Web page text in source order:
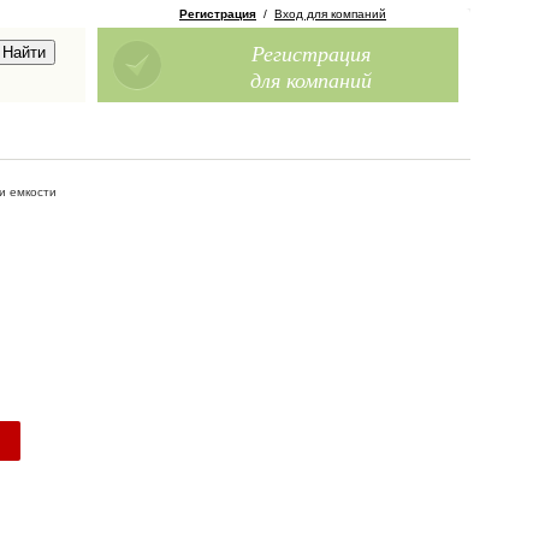
Регистрация / Вход для компаний
Регистрация
для компаний
емкости